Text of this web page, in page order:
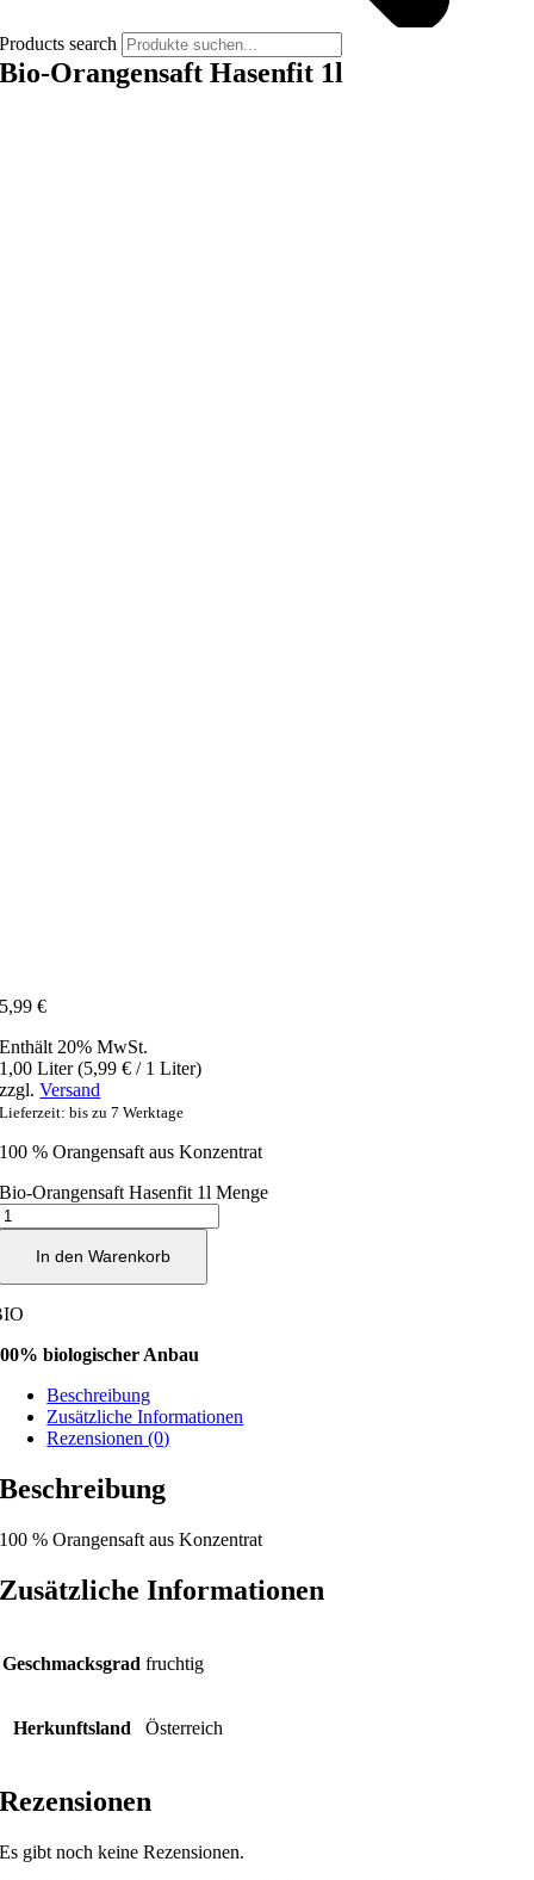
Products search
Bio-Orangensaft Hasenfit 1l
5,99€
Enthält 20% MwSt.
1,00 Liter (5,99€ / 1 Liter)
zzgl.Versand
Lieferzeit: bis zu 7 Werktage
100 % Orangensaft aus Konzentrat
Bio-Orangensaft Hasenfit 1l Menge
In den Warenkorb
biologischer Anbau
Beschreibung
Zusätzliche Informationen
Rezensionen (0)
Beschreibung
100 % Orangensaft aus Konzentrat
Zusätzliche Informationen
Geschmacksgrad fruchtig
Herkunftsland Österreich
Rezensionen
Es gibt noch keine Rezensionen.